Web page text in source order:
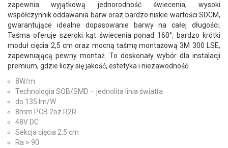
zapewnia wyjątkową jednorodność świecenia, wysoki
współczynnik oddawania barw oraz bardzo niskie wartości SDCM,
gwarantujące idealne dopasowanie barwy na całej długości.
Taśma oferuje szeroki kąt świecenia ponad 160°, bardzo krótki
moduł cięcia 2,5 cm oraz mocną taśmę montażową 3M 300 LSE,
zapewniającą pewny montaż. To doskonały wybór dla instalacji
premium, gdzie liczy się jakość, estetyka i niezawodność.
8W/m
Technologia SOB/SMD – jednolita linia światła
do 135 lm/W
8mm PCB 2oz R2R
48V DC
Sekcja cięcia 2.5 cm
Ra > 90